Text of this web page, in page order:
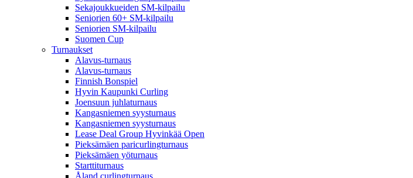
Sekajoukkueiden SM-kilpailu
Seniorien 60+ SM-kilpailu
Seniorien SM-kilpailu
Suomen Cup
Turnaukset
Alavus-turnaus
Alavus-turnaus
Finnish Bonspiel
Hyvin Kaupunki Curling
Joensuun juhlaturnaus
Kangasniemen syysturnaus
Kangasniemen syysturnaus
Lease Deal Group Hyvinkää Open
Pieksämäen paricurlingturnaus
Pieksämäen yöturnaus
Starttiturnaus
Åland curlingturnaus